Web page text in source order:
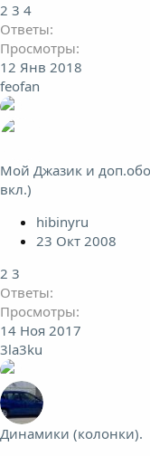
2 3 4
Ответы
Просмотры
12 Янв 2018
feofan
Мой Джазик и
вкл.)
hibinyru
23 Окт 2008
2 3
Ответы
Просмотры
14 Ноя 2017
3la3ku
Динамики (колонки).